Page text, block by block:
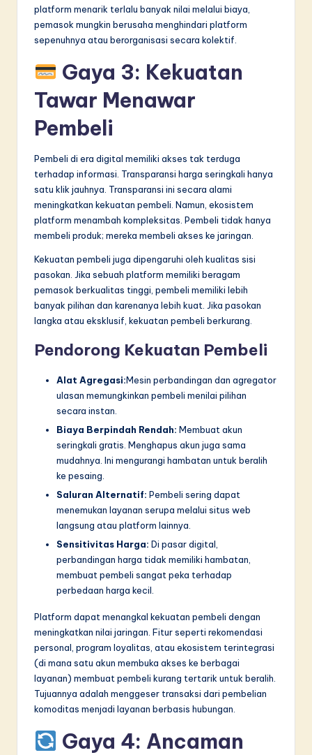
platform menarik terlalu banyak nilai melalui biaya,
pemasok mungkin berusaha menghindari platform
sepenuhnya atau berorganisasi secara kolektif.
Gaya 3: Kekuatan
Tawar Menawar
Pembeli
Pembeli di era digital memiliki akses tak terduga
terhadap informasi. Transparansi harga seringkali hanya
satu klik jauhnya. Transparansi ini secara alami
meningkatkan kekuatan pembeli. Namun, ekosistem
platform menambah kompleksitas. Pembeli tidak hanya
membeli produk; mereka membeli akses ke jaringan.
Kekuatan pembeli juga dipengaruhi oleh kualitas sisi
pasokan. Jika sebuah platform memiliki beragam
pemasok berkualitas tinggi, pembeli memiliki lebih
banyak pilihan dan karenanya lebih kuat. Jika pasokan
langka atau eksklusif, kekuatan pembeli berkurang.
Pendorong Kekuatan Pembeli
Alat Agregasi:Mesin perbandingan dan agregator
ulasan memungkinkan pembeli menilai pilihan
secara instan.
Biaya Berpindah Rendah: Membuat akun
seringkali gratis. Menghapus akun juga sama
mudahnya. Ini mengurangi hambatan untuk beralih
ke pesaing.
Saluran Alternatif: Pembeli sering dapat
menemukan layanan serupa melalui situs web
langsung atau platform lainnya.
Sensitivitas Harga: Di pasar digital,
perbandingan harga tidak memiliki hambatan,
membuat pembeli sangat peka terhadap
perbedaan harga kecil.
Platform dapat menangkal kekuatan pembeli dengan
meningkatkan nilai jaringan. Fitur seperti rekomendasi
personal, program loyalitas, atau ekosistem terintegrasi
(di mana satu akun membuka akses ke berbagai
layanan) membuat pembeli kurang tertarik untuk beralih.
Tujuannya adalah menggeser transaksi dari pembelian
komoditas menjadi layanan berbasis hubungan.
Gaya 4: Ancaman